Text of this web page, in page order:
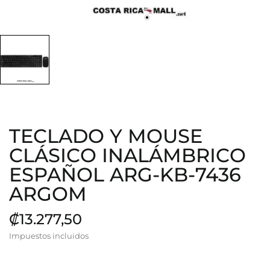
TECLADO Y MOUSE
CLÁSICO INALÁMBRICO
ESPAÑOL ARG-KB-7436
ARGOM
₡13.277,50
Impuestos incluidos